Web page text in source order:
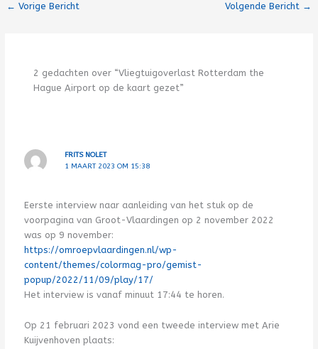
← Vorige Bericht Volgende Bericht →
2 gedachten over “Vliegtuigoverlast Rotterdam the
Hague Airport op de kaart gezet”
FRITS NOLET
1 MAART 2023 OM 15:38
Eerste interview naar aanleiding van het stuk op de
voorpagina van Groot-Vlaardingen op 2 november 2022
was op 9 november:
https://omroepvlaardingen.nl/wp-
content/themes/colormag-pro/gemist-
popup/2022/11/09/play/17/
Het interview is vanaf minuut 17:44 te horen.
Op 21 februari 2023 vond een tweede interview met Arie
Kuijvenhoven plaats: